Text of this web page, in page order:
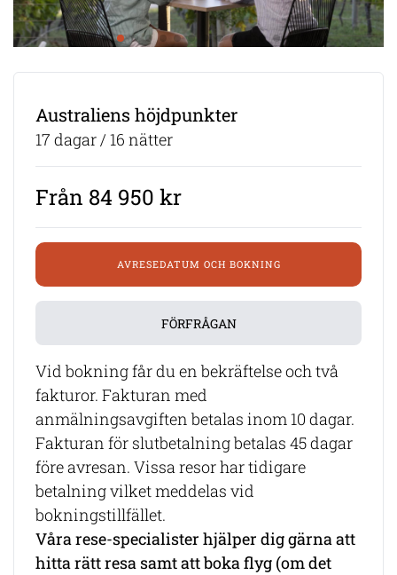
Australiens höjdpunkter
17 dagar / 16 nätter
Från 84 950 kr
AVRESEDATUM OCH BOKNING
FÖRFRÅGAN
Vid bokning får du en bekräftelse och två
fakturor. Fakturan med
anmälningsavgiften betalas inom 10 dagar.
Fakturan för slutbetalning betalas 45 dagar
före avresan. Vissa resor har tidigare
betalning vilket meddelas vid
bokningstillfället.
Våra rese-specialister hjälper dig gärna att
hitta rätt resa samt att boka flyg (om det